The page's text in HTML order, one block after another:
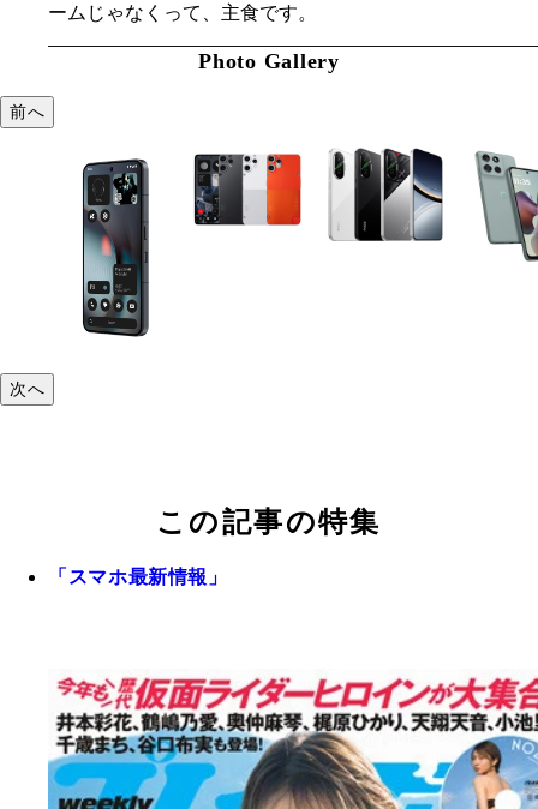
ームじゃなくって、主食です。
Photo Gallery
前へ
次へ
この記事の特集
「スマホ最新情報」